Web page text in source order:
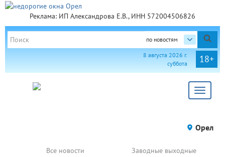
Реклама: ИП Александрова Е.В., ИНН 572004506826
по новостям
18+
8 августа 2026 г.
суббота
Toggle
Орел
Все новости Заводные выходные